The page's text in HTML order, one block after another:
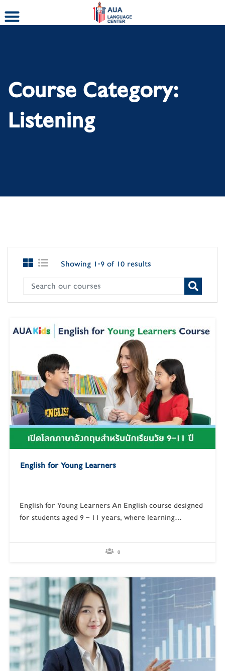
Course Category:
Listening
Showing 1-9 of 10 results
English for Young Learners
English for Young Learners An English course designed
for students aged 9 – 11 years, where learning
English through play, hands-on activities, and creative
projects that strengthen their language foundation and
Structure: The English for Young Learners…
0